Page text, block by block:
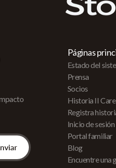
Páginas
Estado del
Prensa
Socios
Historia II Care
Registra
Inicio de
Portal familiar
Blog
Encuentre una